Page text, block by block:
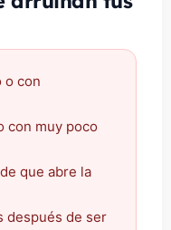
o con
con muy poco
que abre la
después de ser